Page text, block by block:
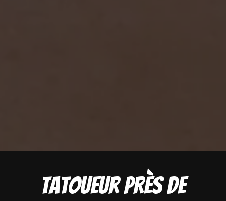
Tatoueur près de